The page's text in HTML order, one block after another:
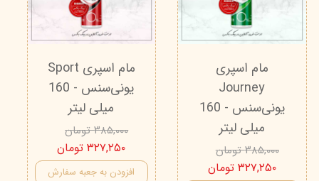
مام اسپری
Journey
یونی‌سنس - 160
میلی لیتر
۳۸۵,۰۰۰ تومان
۳۲۷,۲۵۰ تومان
مام اسپری Sport
یونی‌سنس - 160
میلی لیتر
۳۸۵,۰۰۰ تومان
۳۲۷,۲۵۰ تومان
افزودن به جعبه سفارش